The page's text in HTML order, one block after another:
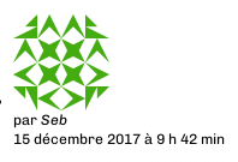
parSeb
15 décembre 2017 à 9 h 42 min